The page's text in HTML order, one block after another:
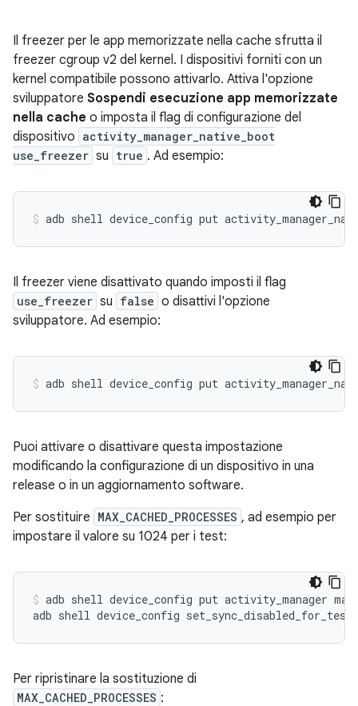
Il freezer per le app memorizzate nella cache sfrutta il
freezer cgroup v2 del kernel. I dispositivi forniti con un
kernel compatibile possono attivarlo. Attiva l'opzione
sviluppatore Sospendi esecuzione app memorizzate
nella cache o imposta il flag di configurazione del
dispositivo activity_manager_native_boot
use_freezer su true . Ad esempio:
adb shell device_config put
Il freezer viene disattivato quando imposti il flag
use_freezer su false o disattivi l'opzione
sviluppatore. Ad esempio:
adb shell device_config put
Puoi attivare o disattivare questa impostazione
modificando la configurazione di un dispositivo in una
release o in un aggiornamento software.
Per sostituire MAX_CACHED_PROCESSES , ad esempio per
impostare il valore su 1024 per i test:
adb shell device_config put activity_manager
adb shell device_config set_sync_disabled_for_tests
Per ripristinare la sostituzione di
MAX_CACHED_PROCESSES :